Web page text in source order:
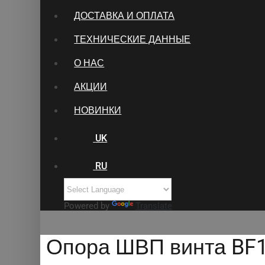
ДОСТАВКА И ОПЛАТА
ТЕХНИЧЕСКИЕ ДАННЫЕ
О НАС
АКЦИИ
НОВИНКИ
UK
RU
Powered by Translate
Опора ШВП винта